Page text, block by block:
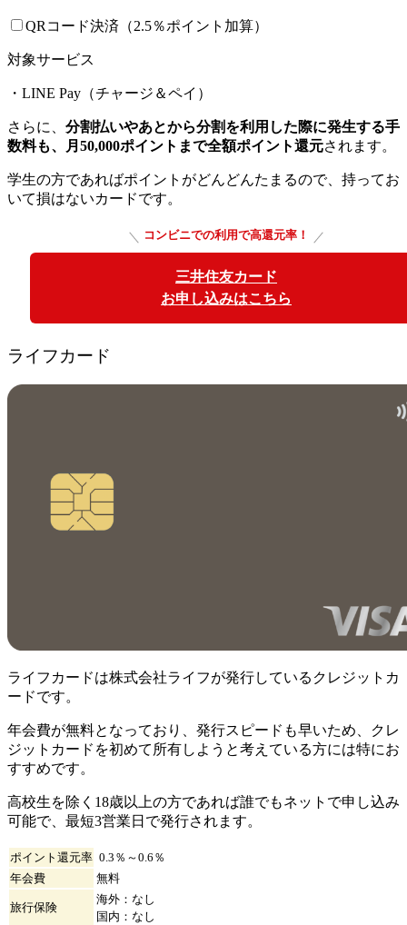
QRコード決済（2.5％ポイント加算）
対象サービス
・LINE Pay（チャージ＆ペイ）
さらに、 分割払いやあとから分割を利用した際に発生する手
数料も、月50,000ポイントまで全額ポイント還元されます。
学生の方であればポイントがどんどんたまるので、持ってお
いて損はないカードです。
コンビニでの利用で高還元率！
三井住友カード
お申し込みはこちら
ライフカード
ライフカードは株式会社ライフが発行しているクレジットカ
ードです。
年会費が無料となっており、発行スピードも早いため、クレ
ジットカードを初めて所有しようと考えている方には特にお
すすめです。
高校生を除く18歳以上の方であれば誰でもネットで申し込み
可能で、最短3営業日で発行されます。
ポイント還元率 0.3％～0.6％
年会費
無料
旅行保険
海外：なし
国内：なし